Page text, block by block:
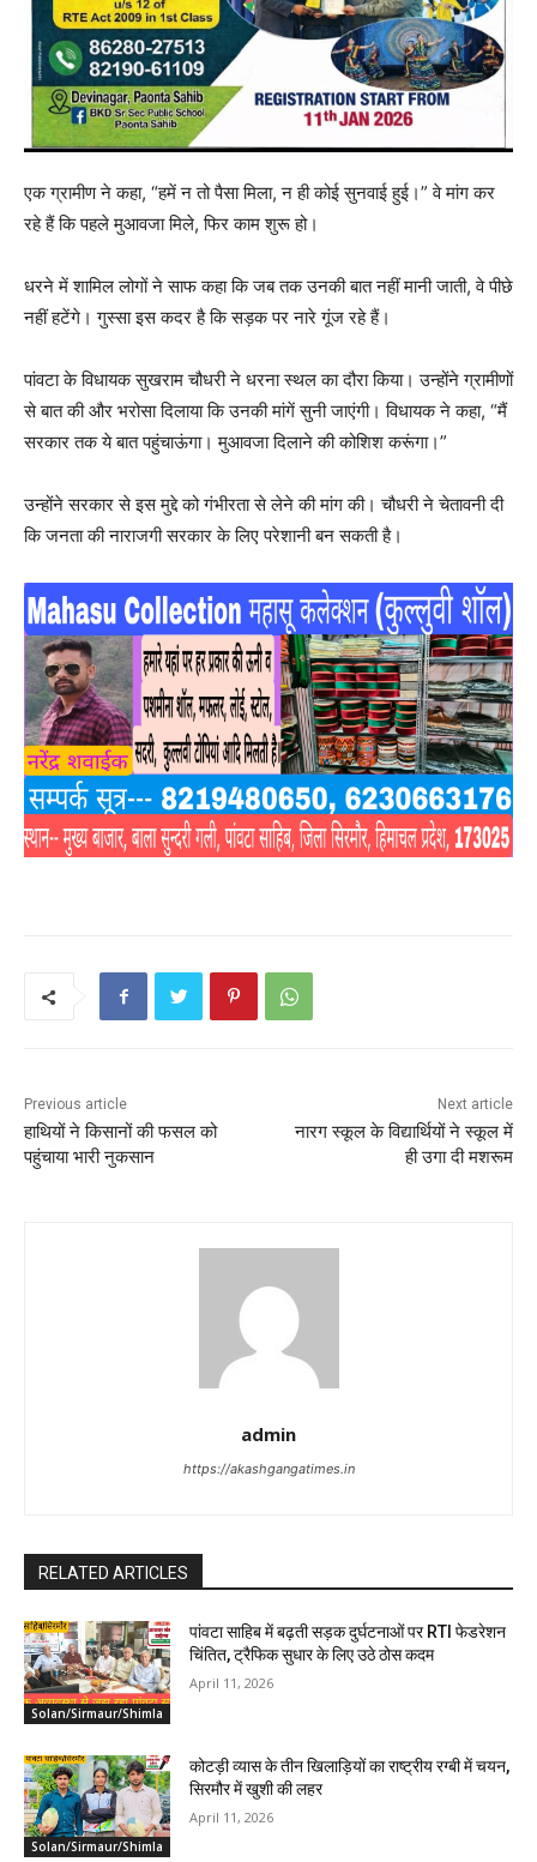
एक ग्रामीण ने कहा, “हमें न तो पैसा मिला, न ही कोई सुनवाई हुई।” वे मांग कर
रहे हैं कि पहले मुआवजा मिले, फिर काम शुरू हो।
धरने में शामिल लोगों ने साफ कहा कि जब तक उनकी बात नहीं मानी जाती, वे पीछे
नहीं हटेंगे। गुस्सा इस कदर है कि सड़क पर नारे गूंज रहे हैं।
पांवटा के विधायक सुखराम चौधरी ने धरना स्थल का दौरा किया। उन्होंने ग्रामीणों
से बात की और भरोसा दिलाया कि उनकी मांगें सुनी जाएंगी। विधायक ने कहा, “मैं
सरकार तक ये बात पहुंचाऊंगा। मुआवजा दिलाने की कोशिश करूंगा।”
उन्होंने सरकार से इस मुद्दे को गंभीरता से लेने की मांग की। चौधरी ने चेतावनी दी
कि जनता की नाराजगी सरकार के लिए परेशानी बन सकती है।
Previous article
हाथियों ने किसानों की फसल को
पहुंचाया भारी नुकसान
Next article
नारग स्कूल के विद्यार्थियों ने स्कूल में
ही उगा दी मशरूम
admin
https://akashgangatimes.in
RELATED ARTICLES
Solan/Sirmaur/Shimla
पांवटा साहिब में बढ़ती सड़क दुर्घटनाओं पर RTI फेडरेशन
चिंतित, ट्रैफिक सुधार के लिए उठे ठोस कदम
April 11, 2026
Solan/Sirmaur/Shimla
कोटड़ी व्यास के तीन खिलाड़ियों का राष्ट्रीय रग्बी में चयन,
सिरमौर में खुशी की लहर
April 11, 2026